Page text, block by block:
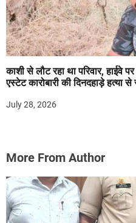
काशी से लौट रहा था परिवार, हाईवे
एस्टेट कारोबारी की दिनदहाड़े हत्या
July 28, 2026
More From Author